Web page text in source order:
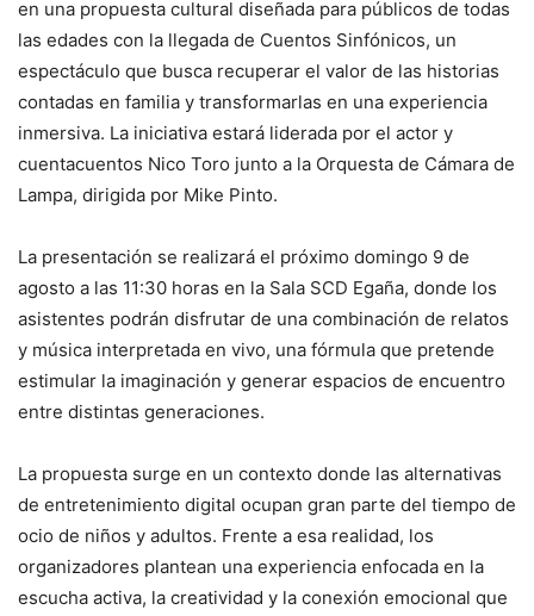
en una propuesta cultural diseñada para públicos de todas
las edades con la llegada de Cuentos Sinfónicos, un
espectáculo que busca recuperar el valor de las historias
contadas en familia y transformarlas en una experiencia
inmersiva. La iniciativa estará liderada por el actor y
cuentacuentos Nico Toro junto a la Orquesta de Cámara de
Lampa, dirigida por Mike Pinto.
La presentación se realizará el próximo domingo 9 de
agosto a las 11:30 horas en la Sala SCD Egaña, donde los
asistentes podrán disfrutar de una combinación de relatos
y música interpretada en vivo, una fórmula que pretende
estimular la imaginación y generar espacios de encuentro
entre distintas generaciones.
La propuesta surge en un contexto donde las alternativas
de entretenimiento digital ocupan gran parte del tiempo de
ocio de niños y adultos. Frente a esa realidad, los
organizadores plantean una experiencia enfocada en la
escucha activa, la creatividad y la conexión emocional que